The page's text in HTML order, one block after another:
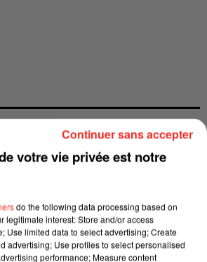
votre vie privée est notre
do the following data processing based on
legitimate interest: Store and/or access
Use limited data to select advertising; Create
advertising; Use profiles to select personalised
performance; Measure content
Continuer sans accepter